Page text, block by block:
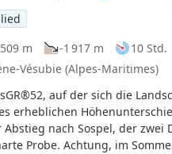
m -1 917 m 10 Std.
Vésubie (Alpes-Maritimes)
auf der sich die
erheblichen
nach Sospel, der
Probe. Achtung, im